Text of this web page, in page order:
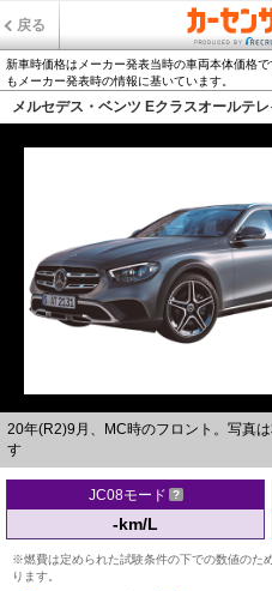
戻る
新車時価格はメーカー発表当時の車両本体価格
もメーカー発表時の情報に基いています。
メルセデス・ベンツ Eクラスオールテ
20年(R2)9月、MC時のフロント。写真
す
JC08モード
-km/L
※燃費は定められた試験条件の下での数値のた
ります。